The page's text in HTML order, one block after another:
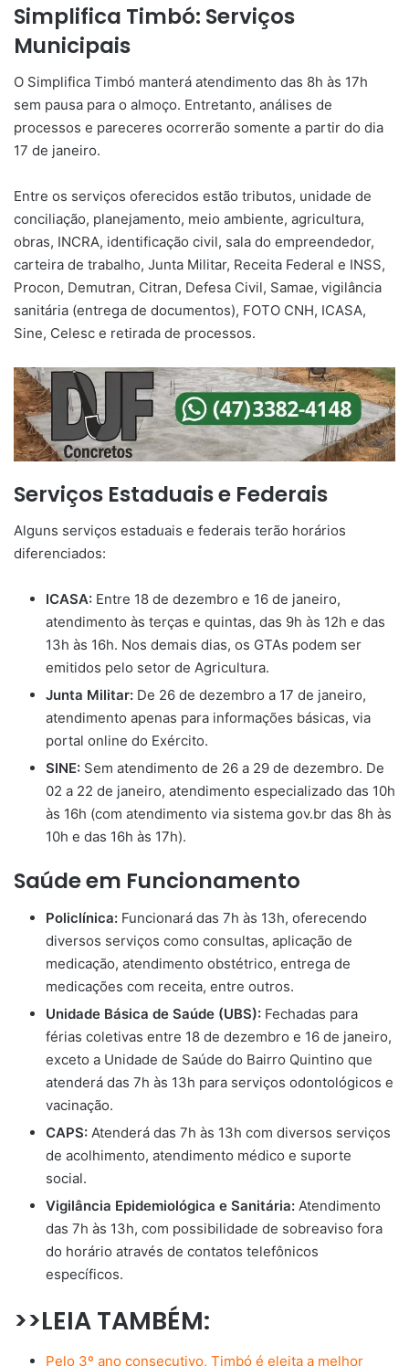
Simplifica Timbó: Serviços
Municipais
O Simplifica Timbó manterá atendimento das 8h às 17h
sem pausa para o almoço. Entretanto, análises de
processos e pareceres ocorrerão somente a partir do dia
17 de janeiro.
Entre os serviços oferecidos estão tributos, unidade de
conciliação, planejamento, meio ambiente, agricultura,
obras, INCRA, identificação civil, sala do empreendedor,
carteira de trabalho, Junta Militar, Receita Federal e INSS,
Procon, Demutran, Citran, Defesa Civil, Samae, vigilância
sanitária (entrega de documentos), FOTO CNH, ICASA,
Sine, Celesc e retirada de processos.
Serviços Estaduais e Federais
Alguns serviços estaduais e federais terão horários
diferenciados:
ICASA: Entre 18 de dezembro e 16 de janeiro,
atendimento às terças e quintas, das 9h às 12h e das
13h às 16h. Nos demais dias, os GTAs podem ser
emitidos pelo setor de Agricultura.
Junta Militar: De 26 de dezembro a 17 de janeiro,
atendimento apenas para informações básicas, via
portal online do Exército.
SINE: Sem atendimento de 26 a 29 de dezembro. De
02 a 22 de janeiro, atendimento especializado das 10h
às 16h (com atendimento via sistema gov.br das 8h às
10h e das 16h às 17h).
Saúde em Funcionamento
Policlínica: Funcionará das 7h às 13h, oferecendo
diversos serviços como consultas, aplicação de
medicação, atendimento obstétrico, entrega de
medicações com receita, entre outros.
Unidade Básica de Saúde (UBS): Fechadas para
férias coletivas entre 18 de dezembro e 16 de janeiro,
exceto a Unidade de Saúde do Bairro Quintino que
atenderá das 7h às 13h para serviços odontológicos e
vacinação.
CAPS: Atenderá das 7h às 13h com diversos serviços
de acolhimento, atendimento médico e suporte
social.
Vigilância Epidemiológica e Sanitária: Atendimento
das 7h às 13h, com possibilidade de sobreaviso fora
do horário através de contatos telefônicos
específicos.
>>LEIA TAMBÉM:
Pelo 3º ano consecutivo, Timbó é eleita a melhor